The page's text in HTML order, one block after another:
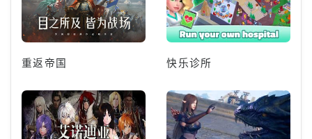
重返帝国 快乐诊所